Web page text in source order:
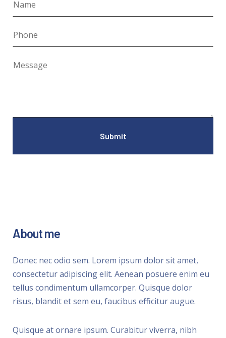
About me
Donec nec odio sem. Lorem ipsum dolor sit amet,
consectetur adipiscing elit. Aenean posuere enim eu
tellus condimentum ullamcorper. Quisque dolor
risus, blandit et sem eu, faucibus efficitur augue.
Quisque at ornare ipsum. Curabitur viverra, nibh